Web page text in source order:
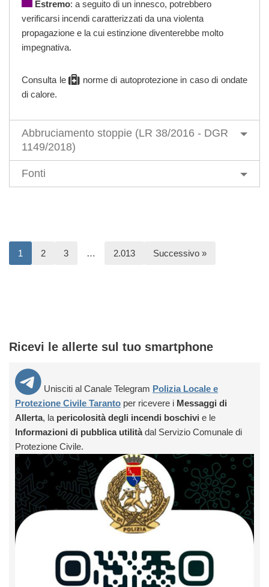
Estremo: a seguito di un innesco, potrebbero
verificarsi incendi caratterizzati da una violenta
propagazione e la cui estinzione diventerebbe molto
impegnativa.
Consulta le norme di autoprotezionein caso di ondate
di calore.
Abbruciamento stoppie (LR 38/2016 - DGR
1149/2018)
Fonti
1 2 3 … 2.013 Successivo »
Ricevi le allerte sul tuo smartphone
Unisciti al Canale Telegram Polizia Locale e
Protezione Civile Taranto per ricevere i Messaggi di
Allerta, la pericolosità degli incendi boschivi e le
Informazioni di pubblica utilitàdal Servizio Comunale di
Protezione Civile.